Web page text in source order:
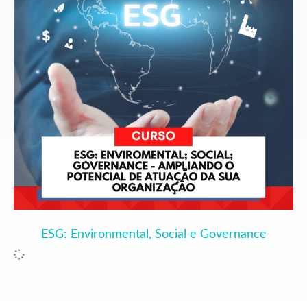
ESG: Environmental, Social e Governance